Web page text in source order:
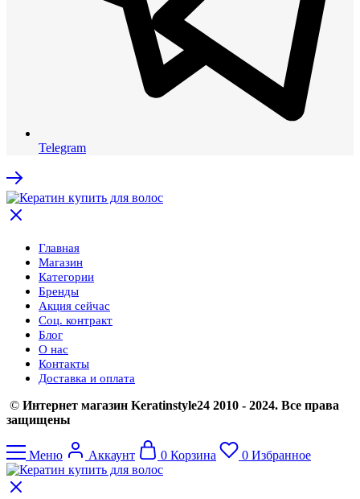
Telegram
Главная
Магазин
Категории
Бренды
Акция сейчас
Соц. контракт
Блог
О нас
Контакты
Доставка и оплата
© Интернет магазин Keratinstyle24 2010 - 2024. Все права
защищены
Меню Аккаунт 0 Корзина 0 Избранное